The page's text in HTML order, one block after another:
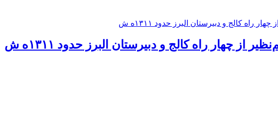
از چهار راه كالج و دبيرستان البرز حدود ۱۳۱۱ه ش